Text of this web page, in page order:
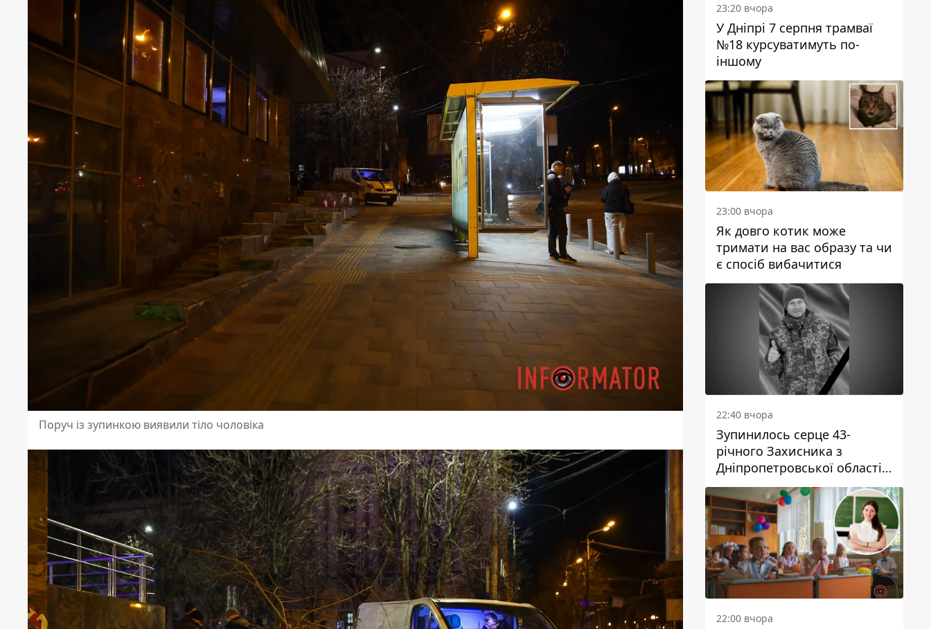
Поруч із зупинкою виявили тіло чоловіка
23:20 вчора
У Дніпрі 7 серпня трамваї
№18 курсуватимуть по-
іншому
23:00 вчора
Як довго котик може
тримати на вас образу та чи
є спосіб вибачитися
22:40 вчора
Зупинилось серце 43-
річного Захисника з
Дніпропетровської області
Євгена Зінченка
22:00 вчора